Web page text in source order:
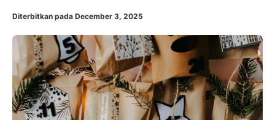
Diterbitkan pada December 3, 2025